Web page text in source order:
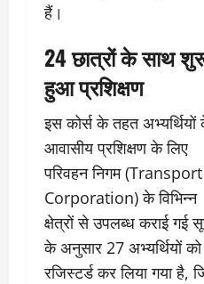
हैं।
24 छात्रों के साथ
हुआ प्रशिक्षण
इस कोर्स के तहत अभ्यर्थियों
आवासीय प्रशिक्षण के लिए
परिवहन निगम (Transport
Corporation) के विभिन्न
क्षेत्रों से उपलब्ध कराई गई
के अनुसार 27 अभ्यर्थियों को
रजिस्टर्ड कर लिया गया है,